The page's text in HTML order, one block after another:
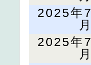
2025年7
月
2025年7
月